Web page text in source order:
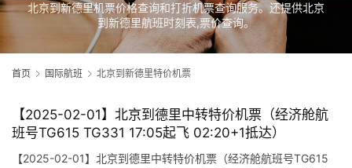
北京到新德里机票价格查询和打折机票查询服务。还提供北京
到新德里航班时刻表,票价查询。
首页 国际航班 北京到新德里特价机票
【2025-02-01】北京到德里中转特价机票（经济舱航
班号TG615 TG331 17:05起飞 02:20+1抵达）
【2025-02-01】北京到德里中转特价机票（经济舱航班号TG615